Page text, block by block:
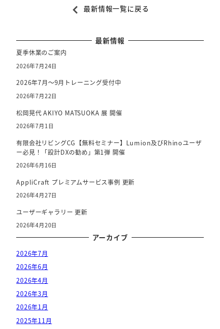
o
o
最新情報一覧に戻る
最新情報
夏季休業のご案内
2026年7月24日
2026年7月～9月トレーニング受付中
2026年7月22日
松岡晃代 AKIYO MATSUOKA 展 開催
2026年7月1日
有限会社リビングCG【無料セミナー】Lumion及びRhinoユーザ
ー必見！「設計DXの勧め」第1弾 開催
2026年6月16日
AppliCraft プレミアムサービス事例 更新
2026年4月27日
ユーザーギャラリー 更新
2026年4月20日
アーカイブ
2026年7月
2026年6月
2026年4月
2026年3月
2026年1月
2025年11月